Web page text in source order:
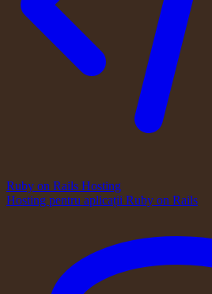
Ruby on Rails Hosting
Hosting pentru aplicații Ruby on Rails